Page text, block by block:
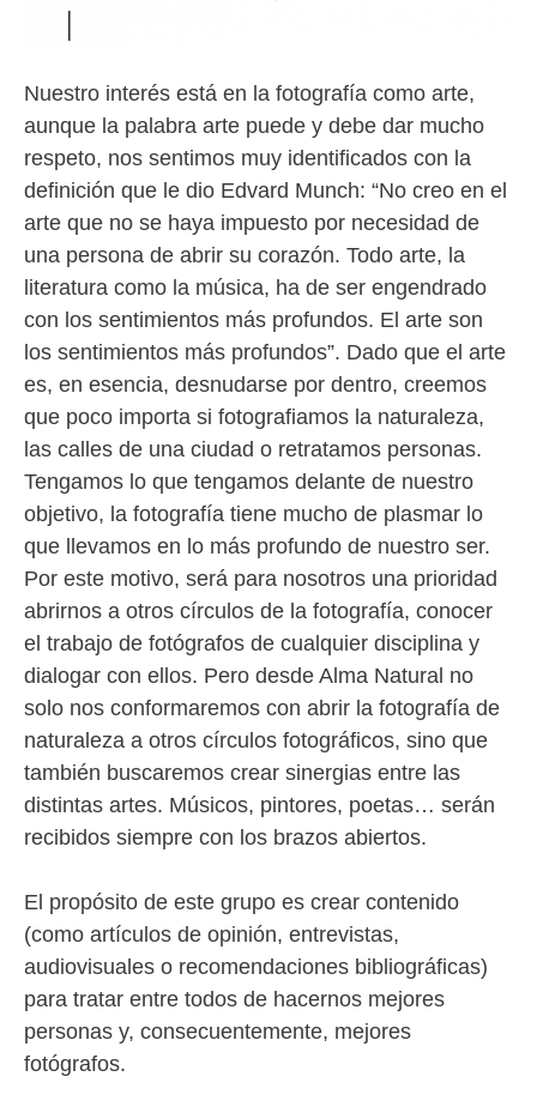
Nuestro interés está en la fotografía como arte,
aunque la palabra arte puede y debe dar mucho
respeto, nos sentimos muy identificados con la
definición que le dio Edvard Munch: “No creo en el
arte que no se haya impuesto por necesidad de
una persona de abrir su corazón. Todo arte, la
literatura como la música, ha de ser engendrado
con los sentimientos más profundos. El arte son
los sentimientos más profundos”. Dado que el arte
es, en esencia, desnudarse por dentro, creemos
que poco importa si fotografiamos la naturaleza,
las calles de una ciudad o retratamos personas.
Tengamos lo que tengamos delante de nuestro
objetivo, la fotografía tiene mucho de plasmar lo
que llevamos en lo más profundo de nuestro ser.
Por este motivo, será para nosotros una prioridad
abrirnos a otros círculos de la fotografía, conocer
el trabajo de fotógrafos de cualquier disciplina y
dialogar con ellos. Pero desde Alma Natural no
solo nos conformaremos con abrir la fotografía de
naturaleza a otros círculos fotográficos, sino que
también buscaremos crear sinergias entre las
distintas artes. Músicos, pintores, poetas… serán
recibidos siempre con los brazos abiertos.
El propósito de este grupo es crear contenido
(como artículos de opinión, entrevistas,
audiovisuales o recomendaciones bibliográficas)
para tratar entre todos de hacernos mejores
personas y, consecuentemente, mejores
fotógrafos.